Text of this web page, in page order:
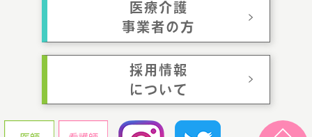
医療介護
事業者の方
採用情報
について